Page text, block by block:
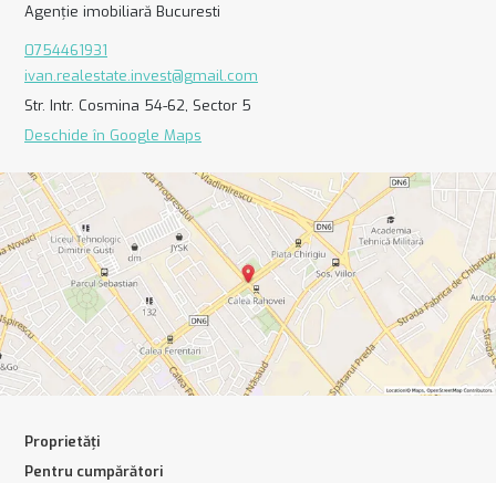
Agenție imobiliară Bucuresti
0754461931
ivan.realestate.invest@gmail.com
Str. Intr. Cosmina 54-62, Sector 5
Deschide în Google Maps
Proprietăți
Pentru cumpărători